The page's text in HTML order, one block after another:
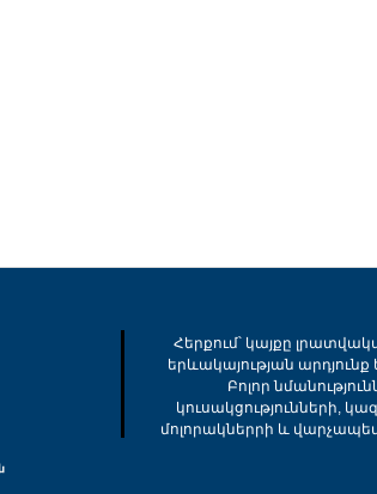
Հերքում՝ կայքը
երևակայության արդյունք
Բոլոր
կուսակցությունների,
մոլորակներրի և